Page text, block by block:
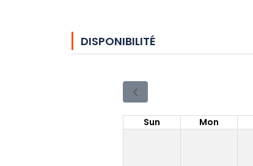
DISPONIBILITÉ
Sun Mon